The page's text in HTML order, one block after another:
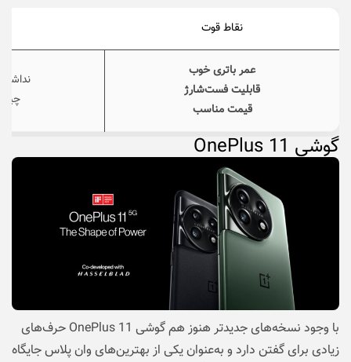
نقاط قوت
عمر باتری خوب
قابلیت فست‌شارژ
قیمت مناسب
نداشتن
گوشی OnePlus 11
با وجود نسخه‌های جدید‌تر هنوز هم گوشی OnePlus 11 حرف‌های
زیادی برای گفتن دارد و به‌عنوان یکی از بهترین‌های وان پلاس جایگاه